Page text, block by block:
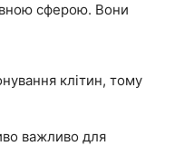
сферою. Вони
клітин, тому
важливо для